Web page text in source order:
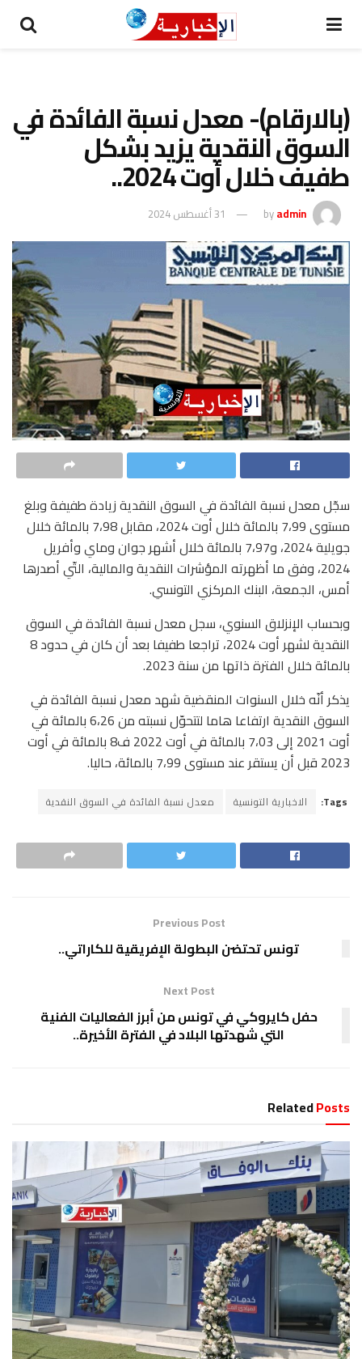
(بالارقام)- معدل نسبة الفائدة في
السوق النقدية يزيد بشكل
طفيف خلال أوت 2024..
byadmin 31 أغسطس 2024
سجّل معدل نسبة الفائدة في السوق النقدية زيادة طفيفة وبلغ
مستوى 7،99 بالمائة خلال أوت 2024، مقابل 7،98 بالمائة خلال
جويلية 2024، و7،97 بالمائة خلال أشهر جوان وماي وأفريل
2024، وفق ما أظهرته المؤشرات النقدية والمالية، التّي أصدرها
أمس، الجمعة، البنك المركزي التونسي.
وبحساب الإنزلاق السنوي، سجل معدل نسبة الفائدة في السوق
النقدية لشهر أوت 2024، تراجعا طفيفا بعد أن كان في حدود 8
بالمائة خلال الفترة ذاتها من سنة 2023.
يذكر أنّه خلال السنوات المنقضية شهد معدل نسبة الفائدة في
السوق النقدية ارتفاعا هاما لتتحوّل نسبته من 6،26 بالمائة في
أوت 2021 إلى 7،03 بالمائة في أوت 2022 ف8 بالمائة في أوت
2023 قبل أن يستقر عند مستوى 7،99 بالمائة، حاليا.
Tags: الاخبارية التونسية معدل نسبة الفائدة في السوق النقدية
Previous Post
تونس تحتضن البطولة الإفريقية للكاراتي..
Next Post
حفل كايروكي في تونس من أبرز الفعاليات الفنية
التي شهدتها البلاد في الفترة الأخيرة..
RelatedPosts